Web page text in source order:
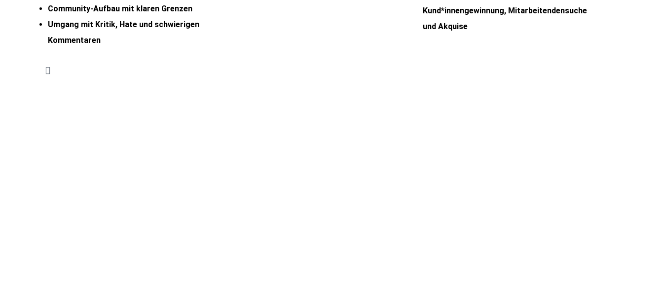
Community-Aufbau mit klaren Grenzen
Umgang mit Kritik, Hate und schwierigen
Kommentaren
Kund*innengewinnung, Mitarbeitendensuche
und Akquise